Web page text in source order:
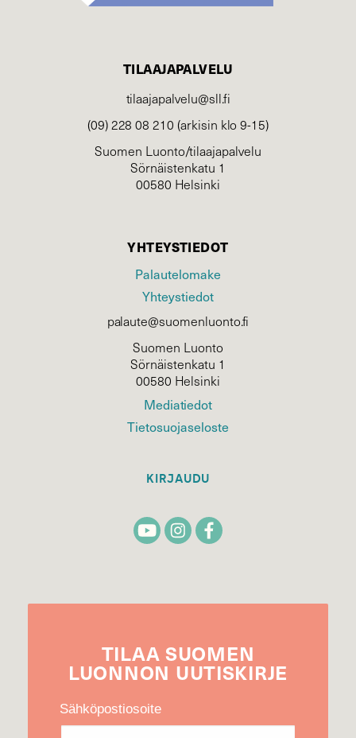
TILAAJAPALVELU
tilaajapalvelu@sll.fi
(09) 228 08 210 (arkisin klo 9-15)
Suomen Luonto/tilaajapalvelu
Sörnäistenkatu 1
00580 Helsinki
YHTEYSTIEDOT
Palautelomake
Yhteystiedot
palaute@suomenluonto.fi
Suomen Luonto
Sörnäistenkatu 1
00580 Helsinki
Mediatiedot
Tietosuojaseloste
KIRJAUDU
TILAA SUOMEN
LUONNON UUTIS­KIRJE
Sähköpostiosoite